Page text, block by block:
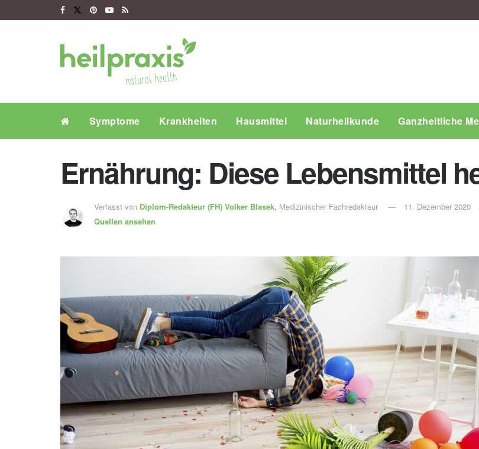
Symptome Krankheiten Hausmittel Naturheilkunde Ganzheitliche
Ernährung: Diese Lebensmittel
Verfasst von Diplom-Redakteur (FH) Volker Blasek, Medizinischer Fachredakteur
Quellen ansehen
11. Dezember 2020